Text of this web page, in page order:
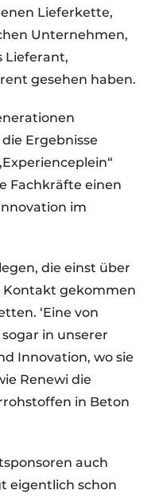
Lieferkette,
Unternehmen,
Lieferant,
gesehen haben.
Ergebnisse
Fachkräfte einen
im
die einst über
Kontakt gekommen
‘Eine von
in unserer
Innovation, wo sie
Renewi die
in Beton
auch
eigentlich schon